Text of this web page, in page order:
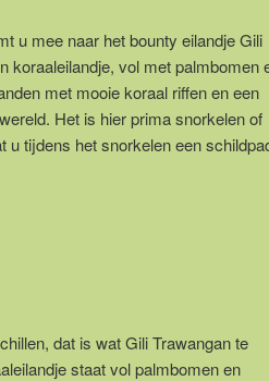
u mee naar het bounty eilandje Gili
koraaleilandje, vol met palmbomen
met mooie koraal riffen en een
Het is hier prima snorkelen of
u tijdens het snorkelen een
dat is wat Gili Trawangan te
staat vol palmbomen en